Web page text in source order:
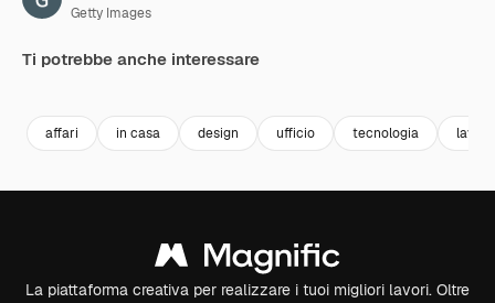
Getty Images
Ti potrebbe anche interessare
affari in casa design ufficio tecnologia lavoro
La piattaforma creativa per realizzare i tuoi migliori lavori. Oltre